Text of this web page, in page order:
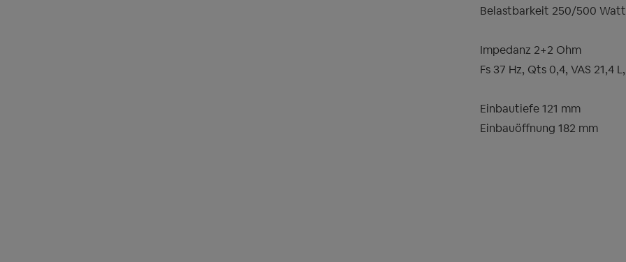
Belastbarkeit 250/500 Watt
Impedanz 2+2 Ohm
Fs 37 Hz, Qts 0,4, VAS 21,4
Einbautiefe 121 mm
Einbauöffnung 182 mm